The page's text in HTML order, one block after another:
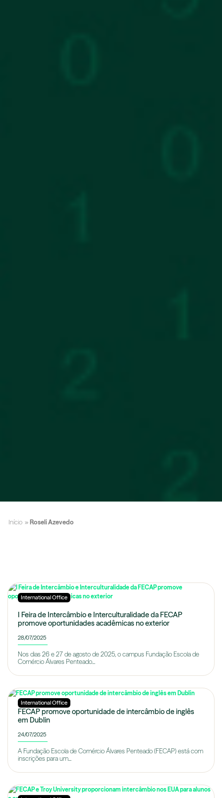
Início » Roseli Azevedo
International Office
I Feira de Intercâmbio e Interculturalidade da FECAP
promove oportunidades acadêmicas no exterior
28/07/2025
Nos dias 26 e 27 de agosto de 2025, o campus Fundação Escola de
Comércio Álvares Penteado...
International Office
FECAP promove oportunidade de intercâmbio de inglês
em Dublin
24/07/2025
A Fundação Escola de Comércio Álvares Penteado (FECAP) está com
inscrições para um...